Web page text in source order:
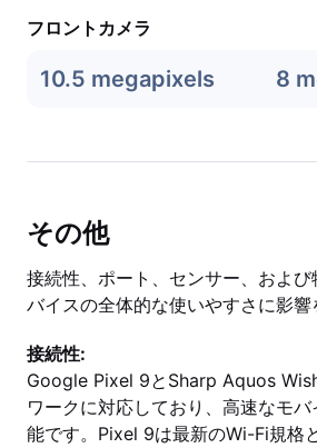
フロントカメラ
10.5 megapixels 8
その他
接続性、ポート、センサー、およ
バイスの全体的な使いやすさに影響
接続性:
Google Pixel 9とSharp Aquos
ワークに対応しており、高速なモ
能です。Pixel 9は最新のWi-Fi規格